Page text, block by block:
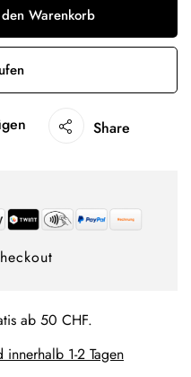
Warenkorb
Share
ab 50 CHF.
innerhalb 1-2 Tagen